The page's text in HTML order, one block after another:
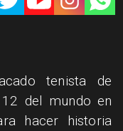
tenista de
del mundo en
hacer historia